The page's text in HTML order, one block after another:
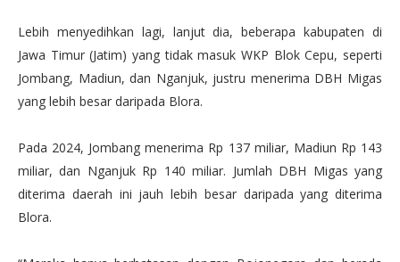
Lebih menyedihkan lagi, lanjut dia, beberapa kabupaten di
Jawa Timur (Jatim) yang tidak masuk WKP Blok Cepu, seperti
Jombang, Madiun, dan Nganjuk, justru menerima DBH Migas
yang lebih besar daripada Blora.
Pada 2024, Jombang menerima Rp 137 miliar, Madiun Rp 143
miliar, dan Nganjuk Rp 140 miliar. Jumlah DBH Migas yang
diterima daerah ini jauh lebih besar daripada yang diterima
Blora.